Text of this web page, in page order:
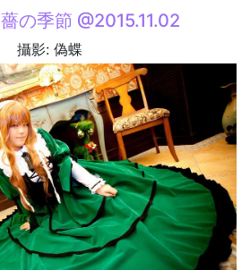
薔の季節 @2015.11.02
攝影: 偽蝶